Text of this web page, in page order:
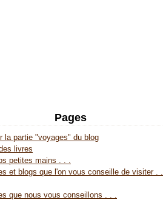
Pages
la partie "voyages" du blog
livres
petites mains . . .
et blogs que l'on vous conseille de visiter . .
que nous vous conseillons . . .